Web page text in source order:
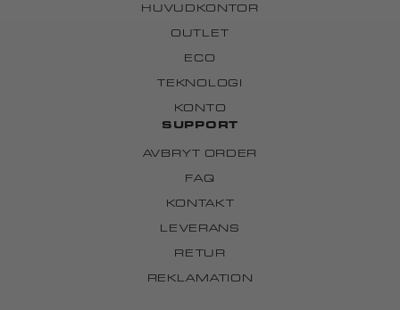
HUVUDKONTOR
OUTLET
ECO
TEKNOLOGI
KONTO
SUPPORT
AVBRYT ORDER
FAQ
KONTAKT
LEVERANS
RETUR
REKLAMATION